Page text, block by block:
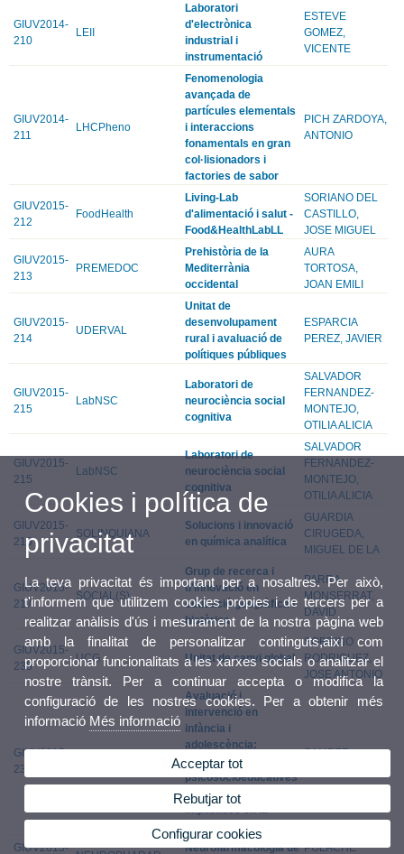
GIUV2014-
210
LEII
Laboratori
d'electrònica
industrial i
instrumentació
ESTEVE
GOMEZ,
VICENTE
GIUV2014-
211
LHCPheno
Fenomenologia
avançada de
partícules elementals
i interaccions
fonamentals en gran
col·lisionadors i
factories de sabor
PICH ZARDOYA,
ANTONIO
GIUV2015-
212
FoodHealth
Living-Lab
d'alimentació i salut -
Food&HealthLabLL
SORIANO DEL
CASTILLO,
JOSE MIGUEL
GIUV2015-
213
PREMEDOC
Prehistòria de la
Mediterrània
occidental
AURA
TORTOSA,
JOAN EMILI
GIUV2015-
214
UDERVAL
Unitat de
desenvolupament
rural i avaluació de
polítiques públiques
ESPARCIA
PEREZ, JAVIER
GIUV2015-
215
LabNSC
Laboratori de
neurociència social
cognitiva
SALVADOR
FERNANDEZ-
MONTEJO,
OTILIA ALICIA
GIUV2015-
215
LabNSC
Laboratori de
neurociència social
cognitiva
SALVADOR
FERNANDEZ-
MONTEJO,
OTILIA ALICIA
GIUV2015-
216
SOLINQUIANA
Solucions i innovació
en química analítica
GUARDIA
CIRUGEDA,
MIGUEL DE LA
GIUV2015-
217
SOCIAL(S)
Grup de recerca i
d'innovació en
educació geogràfica i
històrica
PARRA
MONSERRAT,
DAVID
GIUV2015-
235
UCG Unitat de canvi global
SOBRINO
RODRIGUEZ,
JOSE ANTONIO
GIUV2015-
236
Avaluació i
intervenció en
infància i
adolescència:
Variables
psicosocioeducatives
i emocionals
implicades en la
SAMPER
GIUV2015- Neurofarmacologia de POLACHE
Cookies i política de
privacitat
La teva privacitat és important per a nosaltres. Per això,
t'informem que utilitzem cookies pròpies i de tercers per a
realitzar anàlisis d'ús i mesurament de la nostra pàgina web
amb la finalitat de personalitzar continguts,així com
proporcionar funcionalitats a les xarxes socials o analitzar el
nostre trànsit. Per a continuar accepta o modifica la
configuració de les nostres cookies. Per a obtenir més
informació Més informació
Acceptar tot
Rebutjar tot
Configurar cookies